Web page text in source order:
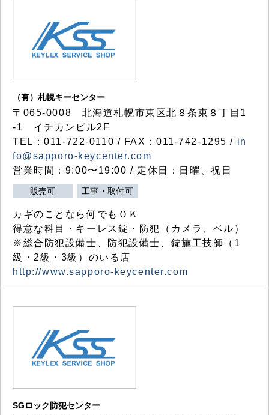
（有）札幌キーセンター
〒065-0008 北海道札幌市東区北８条東８丁目1
-1 イチカンビル2F
TEL：011-722-0110 / FAX：011-742-1295 / in
fo@sapporo-keycenter.com
営業時間：9:00〜19:00 / 定休日：日曜、祝日
販売可 工事・取付可
カギのことなら何でもＯＫ
得意な科目・キーレス錠・防犯（カメラ、ベル）
※総合防犯設備士、防犯設備士、錠施工技師（1
級・2級・3級）のいる店
http://www.sapporo-keycenter.com
SGロック防犯センター